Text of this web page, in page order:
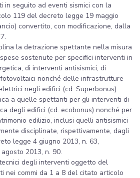
in seguito ad eventi sismici con la
119 del decreto legge 19 maggio
convertito, con modificazione, dalla
la detrazione spettante nella misura
sostenute per specifici interventi in
di interventi antisismici, di
nonché delle infrastrutture
negli edifici (cd. Superbonus).
a quelle spettanti per gli interventi di
degli edifici (cd. ecobonus) nonché per
edilizio, inclusi quelli antisismici
disciplinate, rispettivamente, dagli
legge 4 giugno 2013, n. 63,
2013, n. 90.
degli interventi oggetto del
nei commi da 1 a 8 del citato articolo